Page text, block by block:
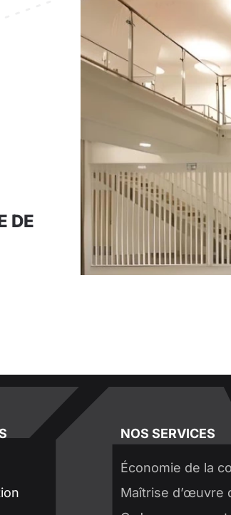
DE
NOS SERVICES
Économie de la
Maîtrise d’œuvre